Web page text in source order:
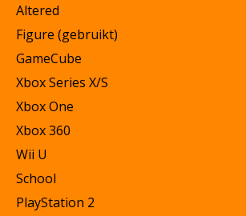
Altered
Figure (gebruikt)
GameCube
Xbox Series X/S
Xbox One
Xbox 360
Wii U
School
PlayStation 2